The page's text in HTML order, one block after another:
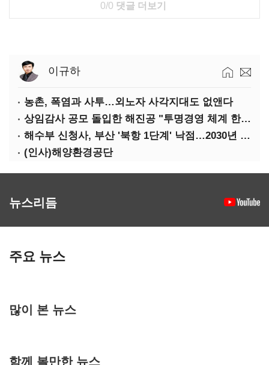
0/0 댓글 더보기
이규하
농촌, 폭염과 사투…외노자 사각지대도 없앤다
상임감사 공모 돌입한 해진공 "투명경영 체계 한층 강화"
해수부 신청사, 부산 '북항 1단계' 낙점…2030년 완공 목표
(인사)해양환경공단
뉴스리듬
주요 뉴스
많이 본 뉴스
함께 볼만한 뉴스